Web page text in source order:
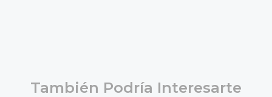
También Podría Interesarte